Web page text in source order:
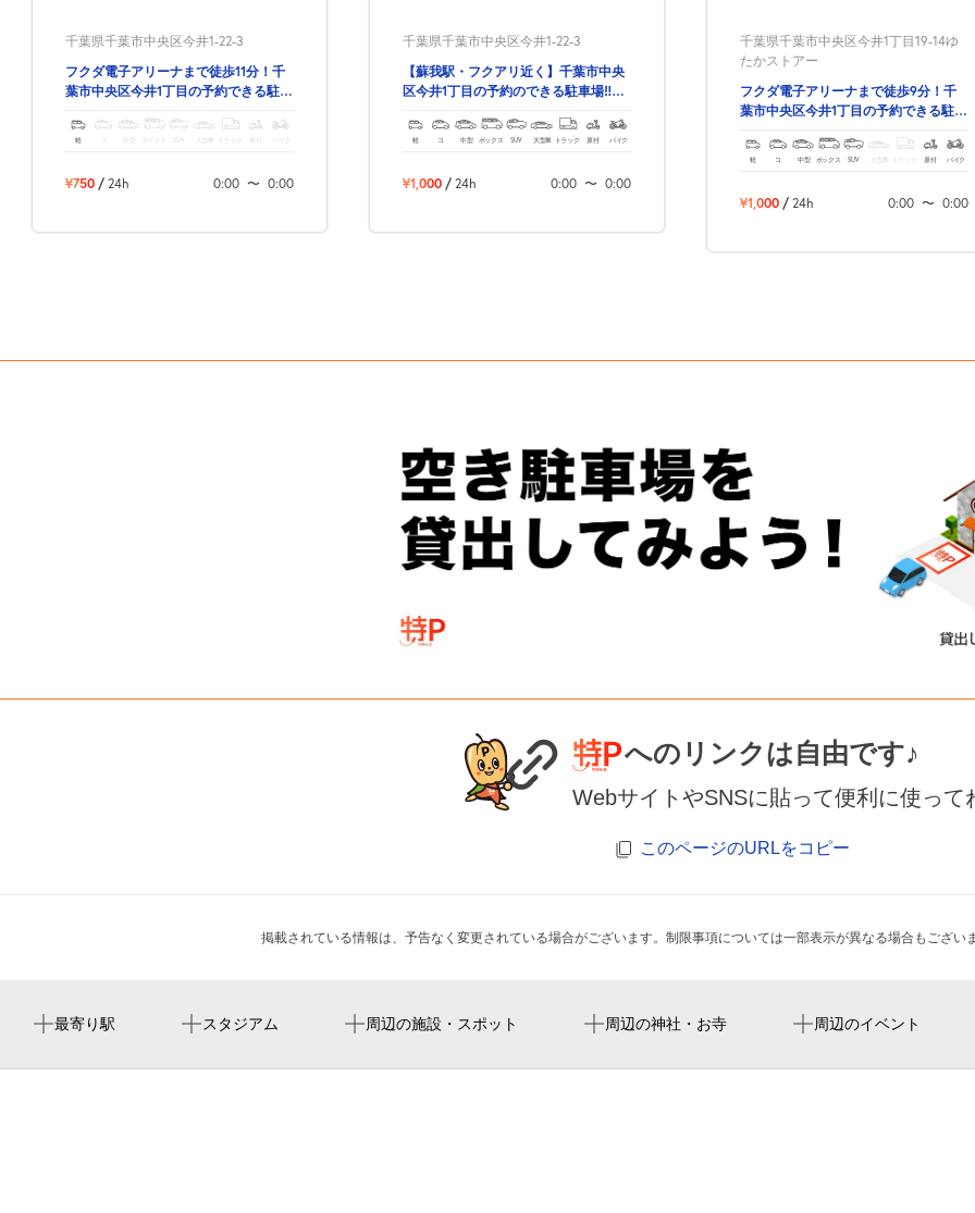
千葉県千葉市中央区今井1-22-3
フクダ電子アリーナまで徒歩11分！千
葉市中央区今井1丁目の予約できる駐車
軽 中型 ボックス SUV 大型車 トラック バイク
¥750 / 24h 0:00 〜 0:00
千葉県千葉市中央区今井1-22-3
【蘇我駅・フクアリ近く】千葉市中央
区今井1丁目の予約のできる駐車場‼フ
軽 コ 中型 ボックス SUV 大型車 トラック 原付 バイク
¥1,000 / 24h 0:00 〜 0:00
千葉県千葉市中央区今井1丁目19-14ゆ
たかストアー
フクダ電子アリーナまで徒歩9分！千
葉市中央区今井1丁目の予約できる駐車
軽 コ 中型 ボックス SUV 大型車 トラック 原付 バイク
¥1,000 / 24h 0:00 〜 0:00
へのリンクは自由です♪
WebサイトやSNSに貼って便利に使って
このページのURLをコピー
掲載されている情報は、予告なく変更されている場合がございます。制限事項については一部表示が異なる場合もござい
最寄り駅 スタジアム 周辺の施設・スポット 周辺の神社・お寺 周辺のイベント
蘇我駅 千葉寺駅
フクダ電子アリーナ fukuda denshi arena
蘇我駅前
総合葬祭式場ライフケア蘇
周辺に神社・お寺が見つかりませんでした。
周辺にイベントが見つかりませんでした。